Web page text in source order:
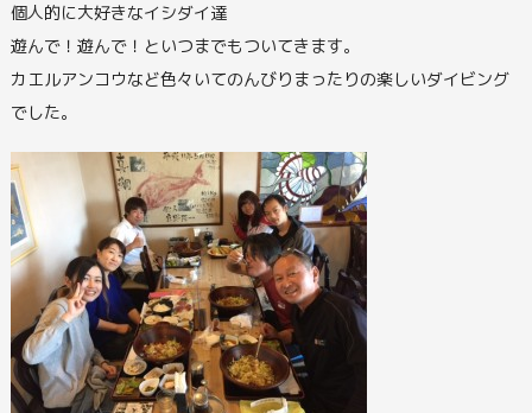
個人的に大好きなイシダイ達
遊んで！遊んで！といつまでもついてきます。
カエルアンコウなど色々いてのんびりまったりの楽しいダイビング
でした。